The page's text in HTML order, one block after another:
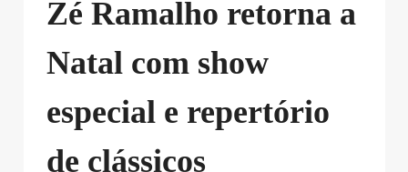
Zé Ramalho retorna a
Natal com show
especial e repertório
de clássicos